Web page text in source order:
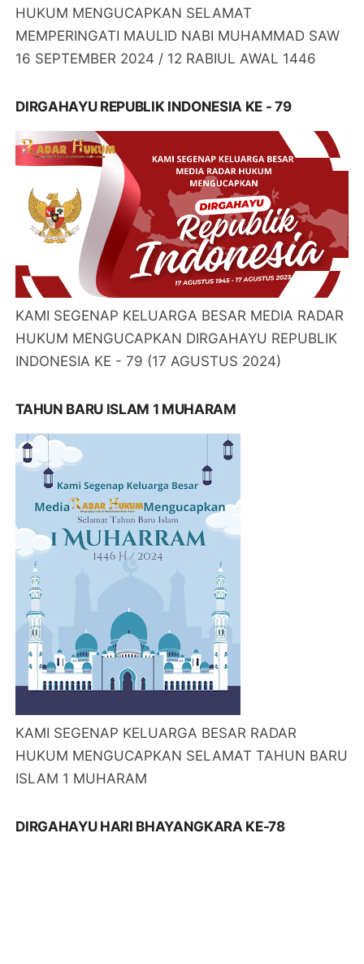
HUKUM MENGUCAPKAN SELAMAT
MEMPERINGATI MAULID NABI MUHAMMAD SAW
16 SEPTEMBER 2024 / 12 RABIUL AWAL 1446
DIRGAHAYU REPUBLIK INDONESIA KE - 79
KAMI SEGENAP KELUARGA BESAR MEDIA RADAR
HUKUM MENGUCAPKAN DIRGAHAYU REPUBLIK
INDONESIA KE - 79 (17 AGUSTUS 2024)
TAHUN BARU ISLAM 1 MUHARAM
KAMI SEGENAP KELUARGA BESAR RADAR
HUKUM MENGUCAPKAN SELAMAT TAHUN BARU
ISLAM 1 MUHARAM
DIRGAHAYU HARI BHAYANGKARA KE-78